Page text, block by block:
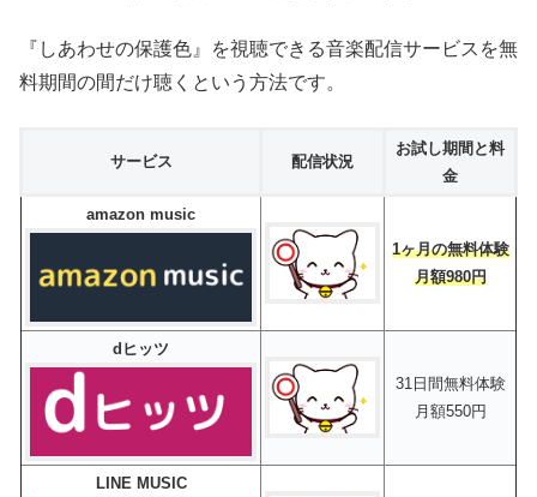
『しあわせの保護色』を視聴できる音楽配信サービスを無
料期間の間だけ聴くという方法です。
サービス 配信状況
お試し期間と料
金
amazon music
1ヶ月の無料体験
月額980円
dヒッツ
31日間無料体験
月額550円
LINE MUSIC